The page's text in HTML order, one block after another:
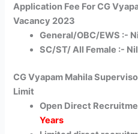
Application Fee For CG
Vacancy 2023
General/OBC/EWS :-
SC/ST/ All Female :- Nil
CG Vyapam Mahila
Limit
Open Direct
Years